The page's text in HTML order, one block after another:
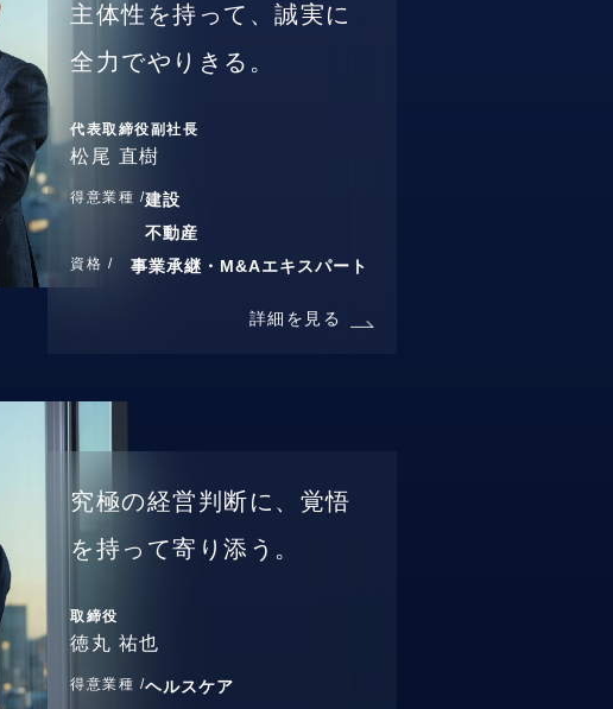
主体性を持って、誠実に
全力でやりきる。
代表取締役副社長
松尾 直樹
得意業種 /建設
不動産
資格 / 事業承継・M&Aエキスパート
詳細を見る
究極の経営判断に、覚悟
を持って寄り添う。
取締役
徳丸 祐也
得意業種 /ヘルスケア